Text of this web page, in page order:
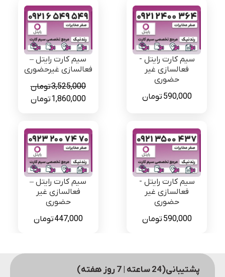
سیم کارت رایتل -
فعالسازی غیر
حضوری
590,000 تومان
سیم کارت رایتل –
فعالسازی غیرحضوری
3,525,000تومان
قیمت
بود.
1,860,000تومانقیمت
است.
سیم کارت رایتل -
فعالسازی غیر
حضوری
590,000 تومان
سیم کارت رایتل –
فعالسازی غیر
حضوری
447,000تومان
پشتیبانی(24 ساعته | 7 روز هفته)